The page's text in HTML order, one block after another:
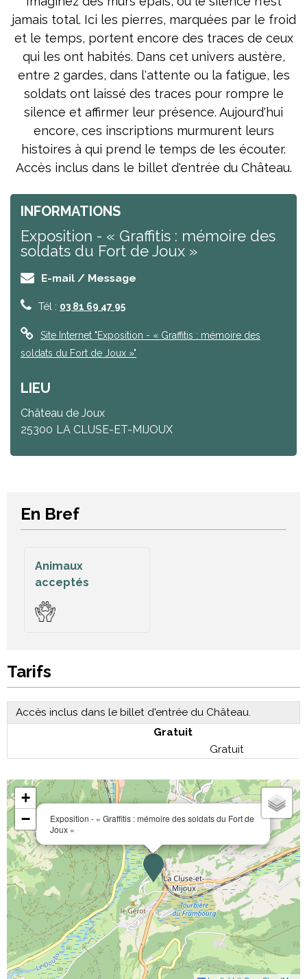
jamais total. Ici les pierres, marquées par le froid
et le temps, portent encore des traces de ceux
qui les ont habités. Dans cet univers austère,
entre 2 gardes, dans l'attente ou la fatigue, les
soldats ont laissé des traces pour rompre le
silence et affirmer leur présence. Aujourd'hui
encore, ces inscriptions murmurent leurs
histoires à qui prend le temps de les écouter.
Accès inclus dans le billet d'entrée du Château.
INFORMATIONS
Exposition - « Graffitis : mémoire des
soldats du Fort de Joux »
E-mail / Message
Tél : 03 81 69 47 95
Site Internet "Exposition - « Graffitis : mémoire des
soldats du Fort de Joux »"
LIEU
Château de Joux
25300 LA CLUSE-ET-MIJOUX
En Bref
Animaux
acceptés
Tarifs
Accès inclus dans le billet d'entrée du Château.
Gratuit
Gratuit
Exposition - « Graffitis : mémoire des soldats du Fort de
Joux »
+
−